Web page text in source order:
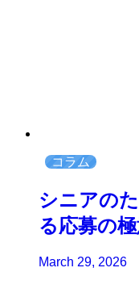
コラム
シニアの
る応募の
March 29, 2026